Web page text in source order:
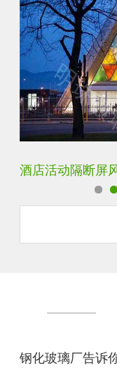
钢化玻璃厂告诉